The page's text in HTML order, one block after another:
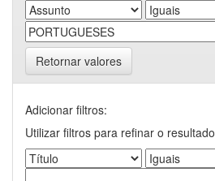
Retornar valores
Adicionar filtros:
Utilizar filtros para refinar o